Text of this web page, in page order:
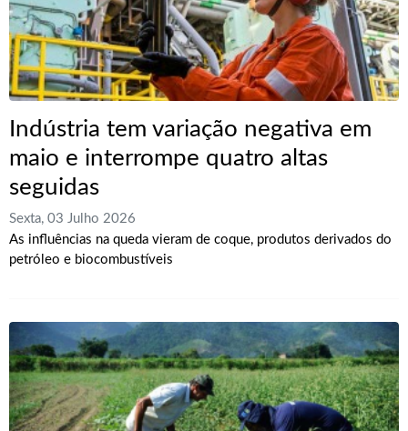
Indústria tem variação negativa em
maio e interrompe quatro altas
seguidas
Sexta, 03 Julho 2026
As influências na queda vieram de coque, produtos derivados do
petróleo e biocombustíveis